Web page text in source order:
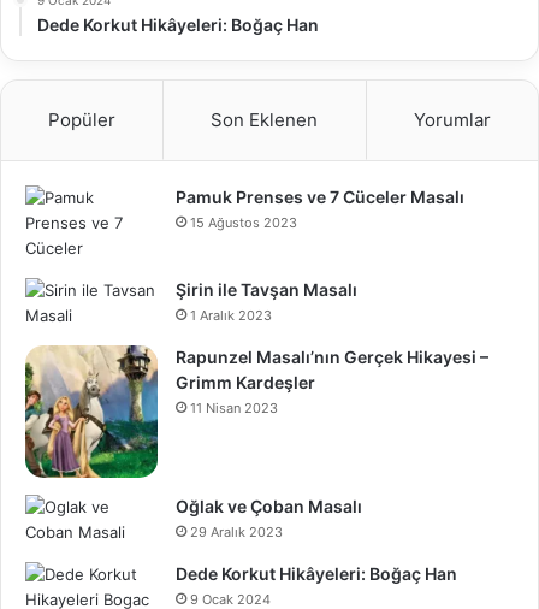
Dede Korkut Hikâyeleri: Boğaç Han
Popüler Son Eklenen Yorumlar
Pamuk Prenses ve 7 Cüceler Masalı
15 Ağustos 2023
Şirin ile Tavşan Masalı
1 Aralık 2023
Rapunzel Masalı’nın Gerçek Hikayesi –
Grimm Kardeşler
11 Nisan 2023
Oğlak ve Çoban Masalı
29 Aralık 2023
Dede Korkut Hikâyeleri: Boğaç Han
9 Ocak 2024